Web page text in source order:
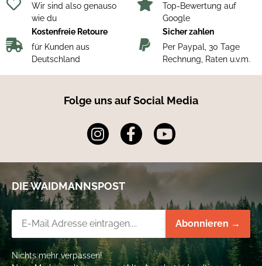
Zutaten: Meersalz, Gewürze (Wacholderbeeren, schwarzer Pfeffer
grob gemahlen, Koriander, Lorbeerlaub, Nelken, Chili, Zimt),
Rohrzucker, Pilzpulver, Knoblauchpulver, Orangenpulver
Durchschn. Nährwertangabe je 100 g: Energie 174 kcal / 727 kJ
Gesamtfett 3,3 g gesättigte Fettsäuren 0,4 g Kohlenhydrate 30,0
Wir sind also genauso
wie du
Top-Bewertung auf
Google
Kostenfreie Retoure
für Kunden aus
Deutschland
Sicher zahlen
Per Paypal, 30 Tage
Rechnung, Raten u.v.m.
Folge uns auf Social Media
DIE WAIDMANNSPOST
Abonnieren →
Nichts mehr verpassen!